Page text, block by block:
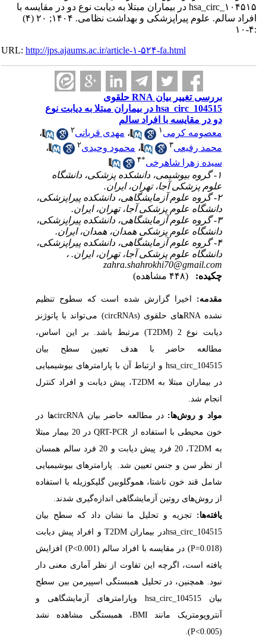
hsa_circ_۱۰۴۵۱۵ در بیماران مبتلا به دیابت نوع دو در مقایسه با
افراد سالم. علوم پیراپزشکی و بهداشت نظامی. ۱۴۰۴; ۲۰ (۴)
URL:http://jps.ajaums.ac.ir/article-۱-۵۲۴-fa.html
بررسی تغییر بیان RNA حلقوی
hsa_circ_104515 در بیماران مبتلا به دیابت نوع
دو در مقایسه با افراد سالم
معصومه کرمی
،مهدی قربانی
،
محمد رفیعی
،محمود وحیدی
،
سیده زهرا شاهرخی
۴
۱- گروه بیوشیمی، دانشکده پزشکی، دانشگاه
علوم پزشکی آجا، تهران، ایران.
۲- گروه علوم آزمایشگاهی، دانشکده پیراپزشکی،
دانشگاه علوم پزشکی آجا، تهران، ایران.
۳- گروه علوم آزمایشگاهی، دانشکده پیراپزشکی،
دانشگاه علوم پزشکی همدان، همدان، ایران.
۴- گروه علوم آزمایشگاهی، دانشکده پیراپزشکی،
دانشگاه علوم پزشکی آجا، تهران، ایران. ،
zahra.shahrokhi70@gmail.com
چکیده:
مقدمه: اخیرا گزارش شده است که سطوح تنظیم
نشدهRNAهای حلقوی ( circRNAs) می‌تواند با پاتوژنز
دیابت نوع 2 (
T2DM) مرتبط باشد. بر این اساس،
مطالعه حاضر با هدف تعیین سطح بیان
hsa_circ_104515و ارتباط آن با پارامترهای بیوشیمیایی
در بیماران مبتلا بهT2DM، پیش دیابت و افراد کنترل
انجام شد.
مواد و روش‌ها:در مطالعه حاضر بیانcircRNAها در
خون محیطی با استفاده از QRT-PCR
در 20 بیمار مبتلا
بهT2DM
، 20 فرد پیش دیابت و 20 فرد سالم همسان
از نظر سن و جنس تعیین شد.
پارامترهای بیوشیمیایی
شامل قند خون ناشتا، هموگلوبین گلیکوزیله با استفاده
از روش‌های روتین آزمایشگاهی اندازه‌گیری شدند.
یافته‌ها: تجزیه و تحلیل ما نشان داد که سطح بیان
hsa_circ_104515در بیمارانT2DMو افراد پیش دیابت
P=0.018) در مقایسه با افراد سالم (P<0.001) افزایش
یافته است، اگرچه این تفاوت از نظر آماری معنی دار
نبود. همچنین، در تحلیل همبستگی اسپیرمن بین سطح
بیان
hsa_circ_104515وپارامترهای آزمایشگاهی و
آنتروپومتریک مانند BMI، همبستگی مشاهده نشد
P<0.005
).